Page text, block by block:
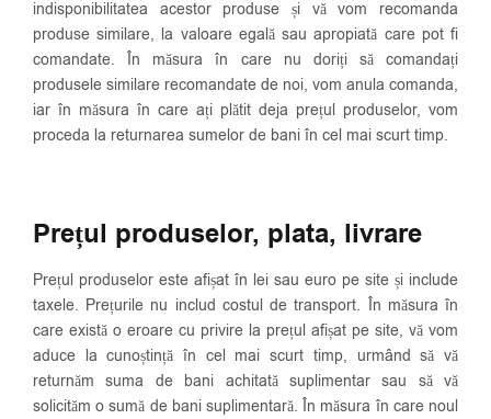
indisponibilitatea acestor produse și vă vom recomanda
produse similare, la valoare egală sau apropiată care pot fi
comandate. În măsura în care nu doriți să comandați
produsele similare recomandate de noi, vom anula comanda,
iar în măsura în care ați plătit deja prețul produselor, vom
proceda la returnarea sumelor de bani în cel mai scurt timp.
Prețul produselor, plata, livrare
Prețul produselor este afișat în lei sau euro pe site și include
taxele. Prețurile nu includ costul de transport. În măsura în
care există o eroare cu privire la prețul afișat pe site, vă vom
aduce la cunoștință în cel mai scurt timp, urmând să vă
returnăm suma de bani achitată suplimentar sau să vă
solicităm o sumă de bani suplimentară. În măsura în care noul